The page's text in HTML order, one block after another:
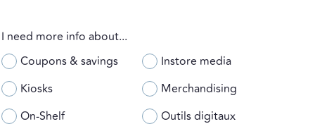
I need more info about...
Coupons & savings
Instore media
Kiosks
Merchandising
On-Shelf
Outils digitaux